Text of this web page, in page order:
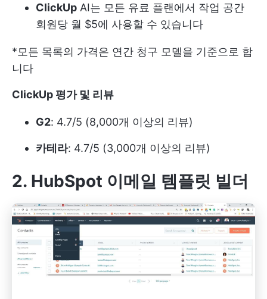
ClickUp AI는 모든 유료 플랜에서 작업 공간
회원당 월 $5에 사용할 수 있습니다
*모든 목록의 가격은 연간 청구 모델을 기준으로 합
니다
ClickUp 평가 및 리뷰
G2: 4.7/5 (8,000개 이상의 리뷰)
카테라: 4.7/5 (3,000개 이상의 리뷰)
2. HubSpot 이메일 템플릿 빌더